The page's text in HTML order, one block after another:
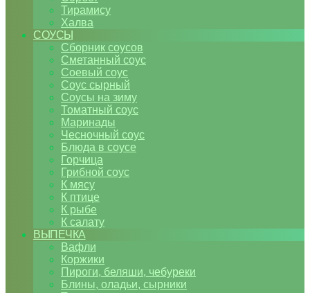
Тирамису
Халва
СОУСЫ
Сборник соусов
Сметанный соус
Соевый соус
Соус сырный
Соусы на зиму
Томатный соус
Маринады
Чесночный соус
Блюда в соусе
Горчица
Грибной соус
К мясу
К птице
К рыбе
К салату
ВЫПЕЧКА
Вафли
Коржики
Пироги, беляши, чебуреки
Блины, оладьи, сырники